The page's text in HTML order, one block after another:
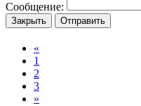
Сообщение:
Закрыть Отправить
«
1
2
3
»